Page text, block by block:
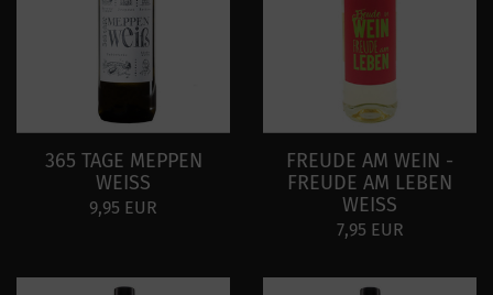
365 TAGE MEPPEN
WEISS
9,95 EUR
FREUDE AM WEIN -
FREUDE AM LEBEN
WEISS
7,95 EUR